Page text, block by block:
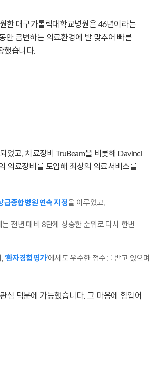
한 대구가톨릭대학교병원은 46년이라는
안 급변하는 의료환경에 발 맞추어 빠른
했습니다.
었고, 치료장비 TruBeam을 비롯해 Davinci
의료장비를 도입해 최상의 의료서비스를
급종합병원 연속 지정을 이루었고,
전년 대비 8단계 상승한 순위로 다시 한번
, ‘환자경험평가’에서도 우수한 점수를 받고 있으며
심 덕분에 가능했습니다. 그 마음에 힘입어